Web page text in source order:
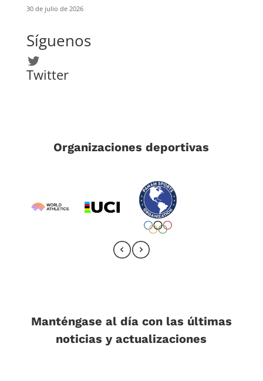
30 de julio de 2026
Síguenos
Twitter
Twitter
Organizaciones deportivas
Manténgase al día con las últimas
noticias y actualizaciones